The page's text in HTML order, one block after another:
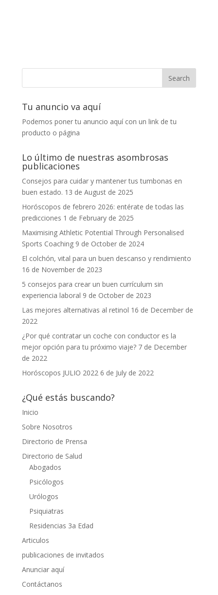
Tu anuncio va aquí
Podemos poner tu anuncio aquí con un link de tu
producto o página
Lo último de nuestras asombrosas
publicaciones
Consejos para cuidar y mantener tus tumbonas en
buen estado. 13 de August de 2025
Horóscopos de febrero 2026: entérate de todas las
predicciones 1 de February de 2025
Maximising Athletic Potential Through Personalised
Sports Coaching 9 de October de 2024
El colchón, vital para un buen descanso y rendimiento
16 de November de 2023
5 consejos para crear un buen currículum sin
experiencia laboral 9 de October de 2023
Las mejores alternativas al retinol 16 de December de
2022
¿Por qué contratar un coche con conductor es la
mejor opción para tu próximo viaje? 7 de December
de 2022
Horóscopos JULIO 2022 6 de July de 2022
¿Qué estás buscando?
Inicio
Sobre Nosotros
Directorio de Prensa
Directorio de Salud
Abogados
Psicólogos
Urólogos
Psiquiatras
Residencias 3a Edad
Articulos
publicaciones de invitados
Anunciar aquí
Contáctanos